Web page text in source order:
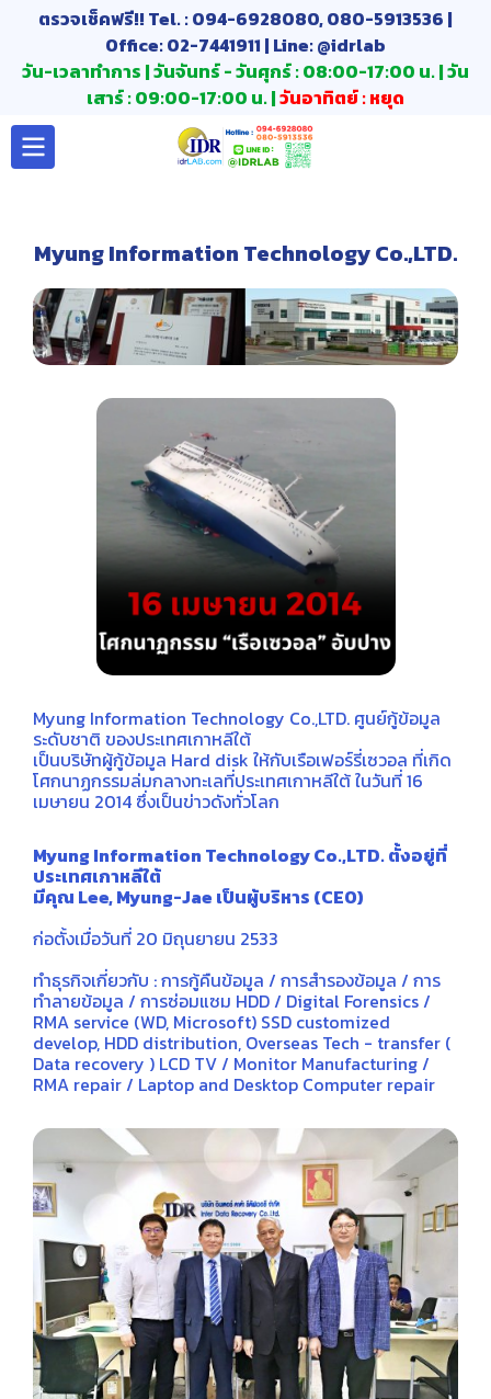
ตรวจเช็คฟรี!! Tel. : 094-6928080, 080-5913536 |
Office: 02-7441911 | Line: @idrlab
วัน-เวลาทำการ | วันจันทร์ - วันศุกร์ : 08:00-17:00 น. | วัน
เสาร์ : 09:00-17:00 น. |วันอาทิตย์ : หยุด
Myung Information Technology Co.,LTD.
Myung Information Technology Co.,LTD. ศูนย์กู้ข้อมูล
ระดับชาติ ของประเทศเกาหลีใต้
เป็นบริษัทผู้กู้ข้อมูล Hard disk ให้กับเรือเฟอร์รี่เซวอล ที่เกิด
โศกนาฏกรรมล่มกลางทะเลที่ประเทศเกาหลีใต้ ในวันที่ 16
เมษายน 2014 ซึ่งเป็นข่าวดังทั่วโลก
Myung Information Technology Co.,LTD. ตั้งอยู่ที่
ประเทศเกาหลีใต้
มีคุณ Lee, Myung-Jae เป็นผู้บริหาร (CEO)
ก่อตั้งเมื่อวันที่ 20 มิถุนยายน 2533
ทำธุรกิจเกี่ยวกับ : การกู้คืนข้อมูล / การสำรองข้อมูล / การ
ทำลายข้อมูล / การซ่อมแซม HDD / Digital Forensics /
RMA service (WD, Microsoft) SSD customized
develop, HDD distribution, Overseas Tech - transfer (
Data recovery ) LCD TV / Monitor Manufacturing /
RMA repair / Laptop and Desktop Computer repair